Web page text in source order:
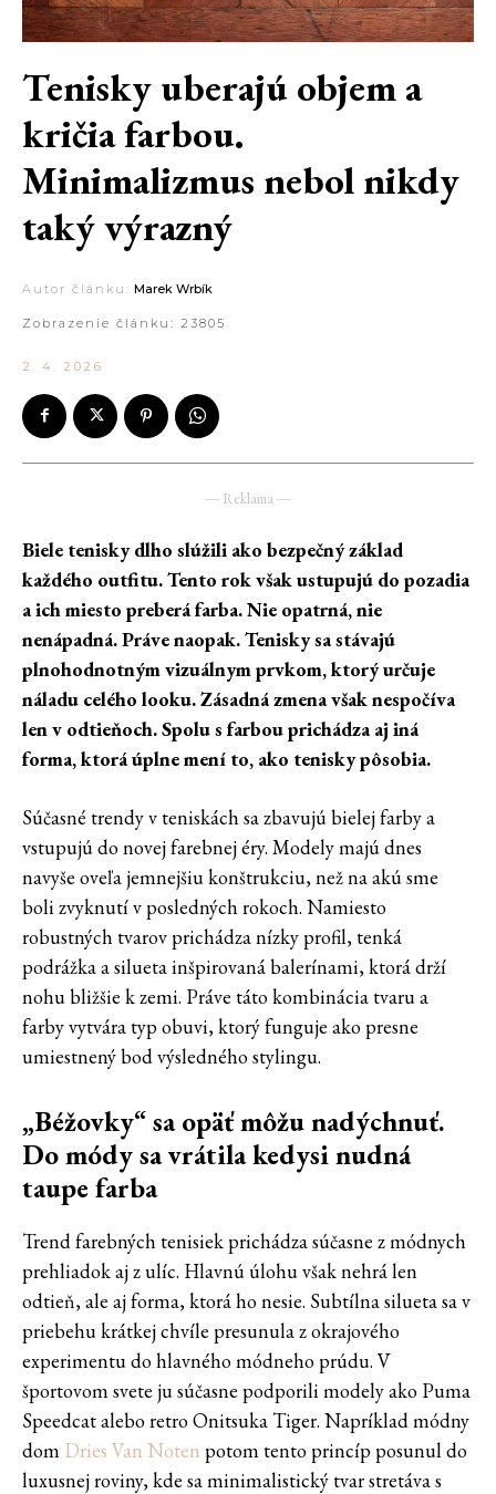
Tenisky uberajú objem a
kričia farbou.
Minimalizmus nebol nikdy
taký výrazný
Autor článku: Marek Wrbík
Zobrazenie článku: 23805
2. 4. 2026
― Reklama ―
Biele tenisky dlho slúžili ako bezpečný základ
každého outfitu. Tento rok však ustupujú do pozadia
a ich miesto preberá farba. Nie opatrná, nie
nenápadná. Práve naopak. Tenisky sa stávajú
plnohodnotným vizuálnym prvkom, ktorý určuje
náladu celého looku. Zásadná zmena však nespočíva
len v odtieňoch. Spolu s farbou prichádza aj iná
forma, ktorá úplne mení to, ako tenisky pôsobia.
Súčasné trendy v teniskách sa zbavujú bielej farby a
vstupujú do novej farebnej éry. Modely majú dnes
navyše oveľa jemnejšiu konštrukciu, než na akú sme
boli zvyknutí v posledných rokoch. Namiesto
robustných tvarov prichádza nízky profil, tenká
podrážka a silueta inšpirovaná balerínami, ktorá drží
nohu bližšie k zemi. Práve táto kombinácia tvaru a
farby vytvára typ obuvi, ktorý funguje ako presne
umiestnený bod výsledného stylingu.
„Béžovky“ sa opäť môžu nadýchnuť.
Do módy sa vrátila kedysi nudná
taupe farba
Trend farebných tenisiek prichádza súčasne z módnych
prehliadok aj z ulíc. Hlavnú úlohu však nehrá len
odtieň, ale aj forma, ktorá ho nesie. Subtílna silueta sa v
priebehu krátkej chvíle presunula z okrajového
experimentu do hlavného módneho prúdu. V
športovom svete ju súčasne podporili modely ako Puma
Speedcat alebo retro Onitsuka Tiger. Napríklad módny
dom Dries Van Noten potom tento princíp posunul do
luxusnej roviny, kde sa minimalistický tvar stretáva s